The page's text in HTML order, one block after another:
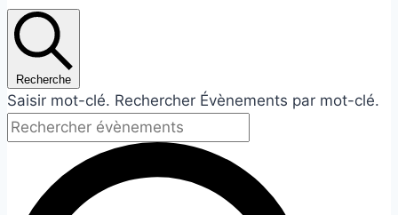
29
juin
2026
Recherche
Saisir mot-clé. Rechercher Évènements par mot-clé.